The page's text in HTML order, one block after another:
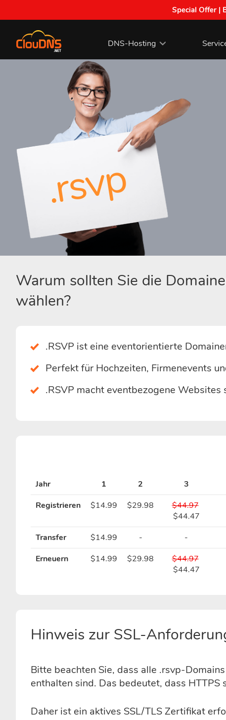
Special Offer |
DNS-Hosting
.rsvp
Warum sollten Sie die
wählen?
.RSVP ist eine eventorientierte
Perfekt für Hochzeiten, Firmenevents
.RSVP macht eventbezogene
Jahr 1 2 3
Registrieren
$14.99 $29.98
$44.97
$44.47
Transfer
$14.99 - -
Erneuern
$14.99 $29.98
$44.97
$44.47
Hinweis zur SSL-
Bitte beachten Sie, dass alle .rsvp-
enthalten sind. Das bedeutet, dass
Daher ist ein aktives SSL/TLS Zertifikat